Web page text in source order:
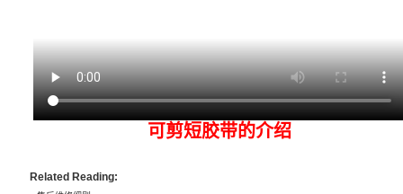
可剪短胶带的介绍
Related Reading: